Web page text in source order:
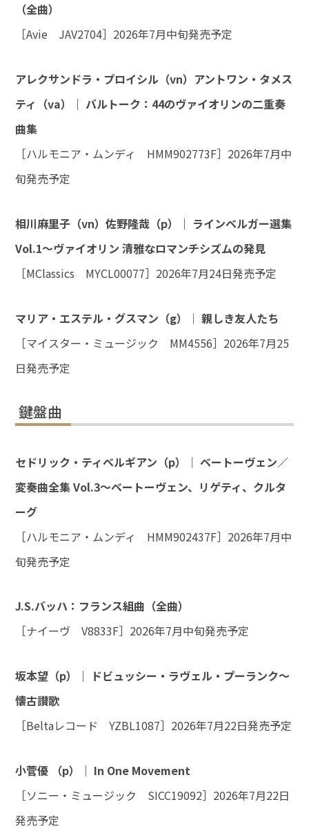
（全曲）
［Avie JAV2704］2026年7月中旬発売予定
アレクサンドラ・プロイシル（vn）アントワン・タメス
ティ（va）｜ バルトーク：44のヴァイオリンの二重奏
曲集
［ハルモニア・ムンディ HMM902773F］2026年7月中
旬発売予定
相川麻里子（vn）佐野隆哉（p）｜ ラインベルガー選集
Vol.1～ヴァイオリン 清雅なロマンチシズムの発見
［MClassics MYCL00077］2026年7月24日発売予定
マリア・エステル・グスマン（g）｜ 親しき友人たち
［マイスター・ミュージック MM4556］2026年7月25
日発売予定
鍵盤曲
セドリック・ティベルギアン（p）｜ ベートーヴェン／
変奏曲全集 Vol.3～ベートーヴェン、リゲティ、クルタ
ーグ
［ハルモニア・ムンディ HMM902437F］2026年7月中
旬発売予定
J.S.バッハ：フランス組曲（全曲）
［ナイーヴ V8833F］2026年7月中旬発売予定
坂本望（p）｜ ドビュッシー・ラヴェル・プーランク～
懐古讃歌
［Beltaレコード YZBL1087］2026年7月22日発売予定
小菅優 （p）｜ In One Movement
［ソニー・ミュージック SICC19092］2026年7月22日
発売予定